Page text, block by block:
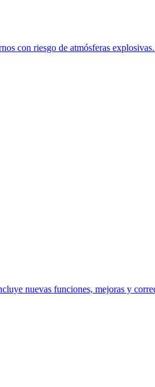
con riesgo de atmósferas
nuevas funciones, mejoras y